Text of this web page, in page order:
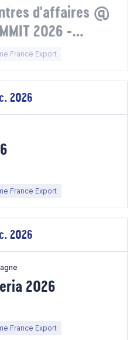
d'affaires @
2026 -
France Export
2026
France Export
2026
2026
France Export